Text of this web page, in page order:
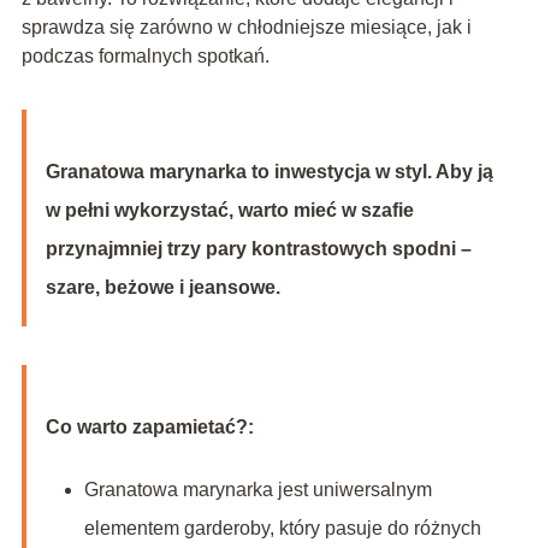
sprawdza się zarówno w chłodniejsze miesiące, jak i
podczas formalnych spotkań.
Granatowa marynarka to inwestycja w styl. Aby ją
w pełni wykorzystać, warto mieć w szafie
przynajmniej trzy pary kontrastowych spodni –
szare, beżowe i jeansowe.
Co warto zapamietać?:
Granatowa marynarka jest uniwersalnym
elementem garderoby, który pasuje do różnych